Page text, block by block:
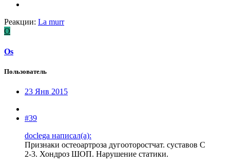
Реакции: La murr
O
Os
Пользователь
23 Янв 2015
#39
doclega написал(а):
Признаки остеоартроза дугооторостчат. суставов C
2-3. Хондроз ШОП. Нарушение статики.